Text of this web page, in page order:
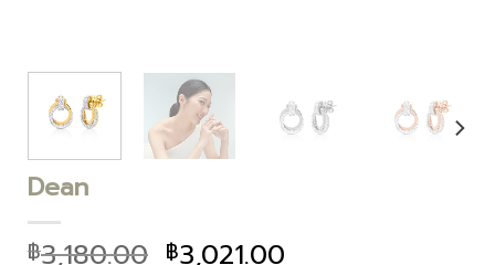
Dean
฿3,180.00 ฿3,021.00